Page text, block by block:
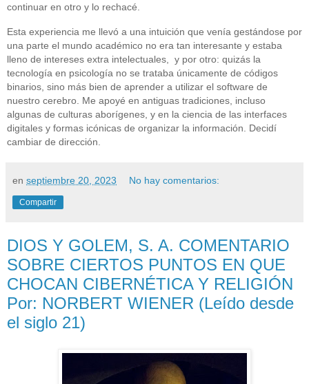
continuar en otro y lo rechacé.
Esta experiencia me llevó a una intuición que venía gestándose por
una parte el mundo académico no era tan interesante y estaba
lleno de intereses extra intelectuales, y por otro: quizás la
tecnología en psicología no se trataba únicamente de códigos
binarios, sino más bien de aprender a utilizar el software de
nuestro cerebro. Me apoyé en antiguas tradiciones, incluso
algunas de culturas aborígenes, y en la ciencia de las interfaces
digitales y formas icónicas de organizar la información. Decidí
cambiar de dirección.
en septiembre 20, 2023 No hay comentarios:
Compartir
DIOS Y GOLEM, S. A. COMENTARIO
SOBRE CIERTOS PUNTOS EN QUE
CHOCAN CIBERNÉTICA Y RELIGIÓN
Por: NORBERT WIENER (Leído desde
el siglo 21)